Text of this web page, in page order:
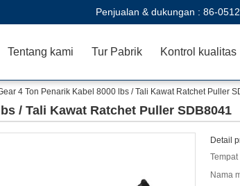
Penjualan & dukungan : 86-
Tentang kami Tur Pabrik Kontrol kualitas
4 Ton Penarik Kabel 8000 lbs / Tali Kawat Ratchet Puller
/ Tali Kawat Ratchet Puller SDB8041
Detail
Tempat
Nama